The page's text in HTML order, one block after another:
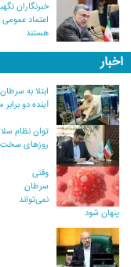
خبرنگاران
اعتماد عمومی
هستند
اخبار
آینده دو
توان نظام
روزهای
وقتی
سرطان
نمی‌تواند
پنهان شود